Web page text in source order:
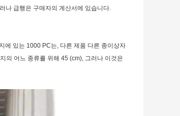
나 급행은 구매자의 계산서에 있습니다.
에 있는 1000 PC는, 다른 제품 다른 종이상자
의 어느 종류를 위해 45 (cm), 그러나 이것은